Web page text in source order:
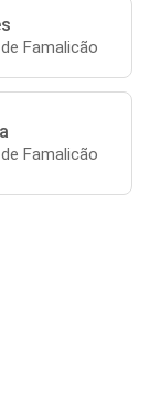
Famalicão
Famalicão